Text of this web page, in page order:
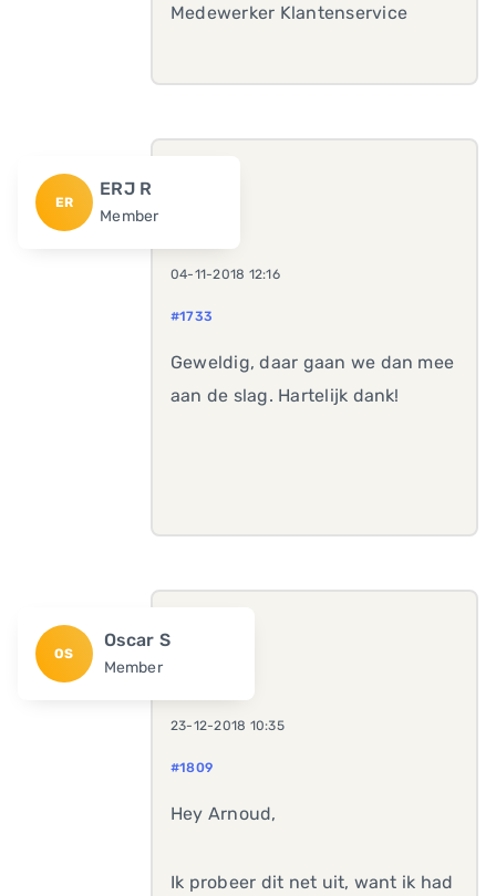
Medewerker Klantenservice
ER
ERJ R
Member
04-11-2018 12:16
#1733
Geweldig, daar gaan we dan mee
aan de slag. Hartelijk dank!
OS
Oscar S
Member
23-12-2018 10:35
#1809
Hey Arnoud,
Ik probeer dit net uit, want ik had